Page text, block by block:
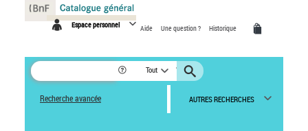
Espace personnel Aide Une question ? Historique
Tout
Recherche avancée AUTRES RECHERCHES
Panneau de gestion des cookies